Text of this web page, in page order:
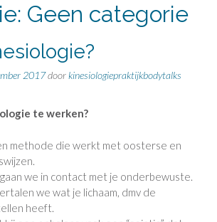
Geen categorie
2017doorkinesiologiepraktijkbodytalks
te werken?
methode die werkt met oosterse en
we in contact met je onderbewuste.
we wat je lichaam, dmv de
heeft.